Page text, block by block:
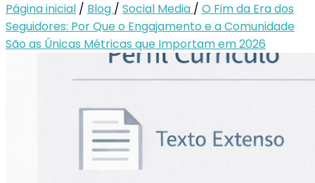
Página inicial / Blog / Social Media / O Fim da Era dos
Seguidores: Por Que o Engajamento e a Comunidade
São as Únicas Métricas que Importam em 2026